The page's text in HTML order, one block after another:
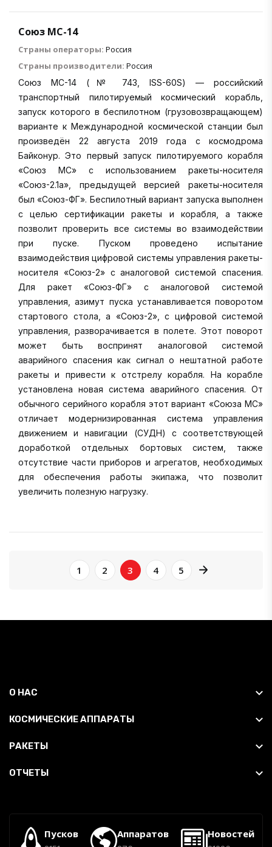
Союз МС-14
Страны операторы: Россия
Страны производители: Россия
Союз МС-14 (№ 743, ISS-60S) — российский
транспортный пилотируемый космический корабль,
запуск которого в беспилотном (грузовозвращающем)
варианте к Международной космической станции был
произведён 22 августа 2019 года с космодрома
Байконур. Это первый запуск пилотируемого корабля
«Союз MC» с использованием ракеты-носителя
«Союз-2.1а», предыдущей версией ракеты-носителя
был «Союз-ФГ». Беспилотный вариант запуска выполнен
с целью сертификации ракеты и корабля, а также
позволит проверить все системы во взаимодействии
при пуске. Пуском проведено испытание
взаимодействия цифровой системы управления ракеты-
носителя «Союз-2» с аналоговой системой спасения.
Для ракет «Союз-ФГ» c аналоговой системой
управления, азимут пуска устанавливается поворотом
стартового стола, а «Союз-2», с цифровой системой
управления, разворачивается в полете. Этот поворот
может быть воспринят аналоговой системой
аварийного спасения как сигнал о нештатной работе
ракеты и привести к отстрелу корабля. На корабле
установлена новая система аварийного спасения. От
обычного серийного корабля этот вариант «Союза МС»
отличает модернизированная система управления
движением и навигации (СУДН) c соответствующей
доработкой отдельных бортовых систем, также
отсутствие части приборов и агрегатов, необходимых
для обеспечения работы экипажа, что позволит
увеличить полезную нагрузку.
1 2 3 4 5
О НАС
КОСМИЧЕСКИЕ АППАРАТЫ
РАКЕТЫ
ОТЧЕТЫ
Пусков Аппаратов Новостей